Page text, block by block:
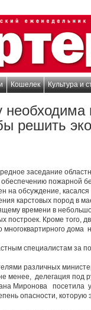
Кошелек Культура и
решить
заседание
пожарной
на обсуждение,
карстовых пород в
времени в
построек. Кроме того,
дома
специалистам
различных
менее, делегация под
Миронова посетила
опасности,